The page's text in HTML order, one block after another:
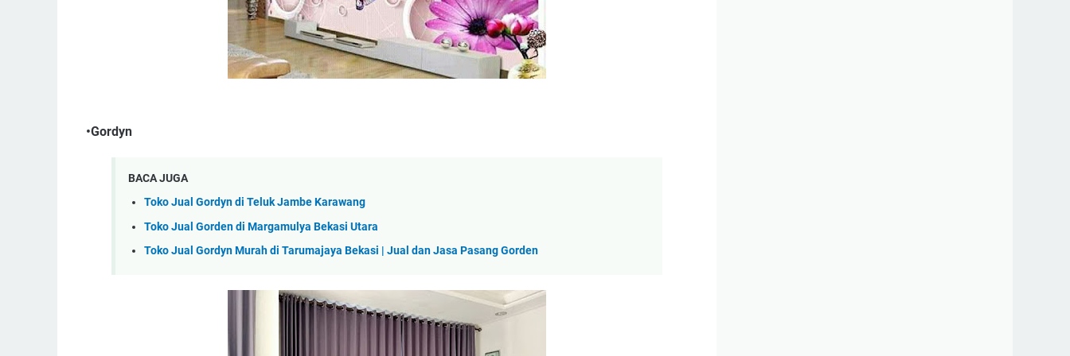
•Gordyn
BACA JUGA
Toko Jual Gordyn di Teluk Jambe Karawang
Toko Jual Gorden di Margamulya Bekasi Utara
Toko Jual Gordyn Murah di Tarumajaya Bekasi | Jual dan Jasa Pasang Gorden